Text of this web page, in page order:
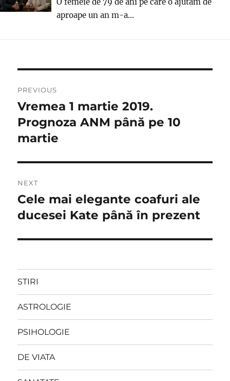
aproape un an m-a...
în
articole
PREVIOUS
Previous
post:
Vremea 1 martie 2019.
Prognoza ANM până pe 10
martie
NEXT
Next
post:
Cele mai elegante coafuri ale
ducesei Kate până în prezent
STIRI
ASTROLOGIE
PSIHOLOGIE
DE VIATA